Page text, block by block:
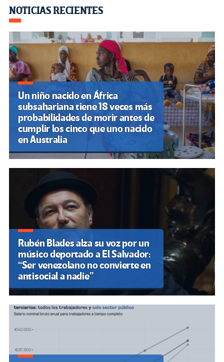
o
k
m n
tir
NOTICIAS RECIENTES
Un niño nacido en África
subsahariana tiene 18 veces más
probabilidades de morir antes de
cumplir los cinco que uno nacido
en Australia
Rubén Blades alza su voz por un
músico deportado a El Salvador:
“Ser venezolano no convierte en
antisocial a nadie”